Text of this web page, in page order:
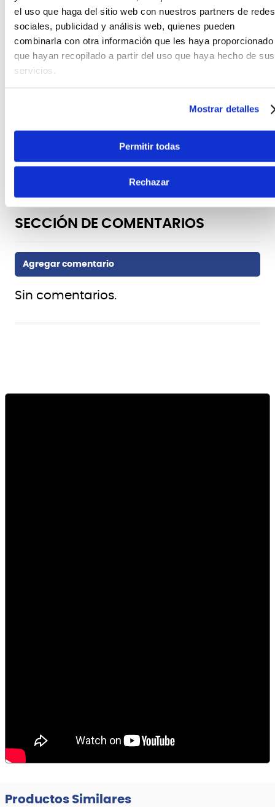
el uso que haga del sitio web con nuestros partners de redes
sociales, publicidad y análisis web, quienes pueden
combinarla con otra información que les haya proporcionado
que hayan recopilado a partir del uso que haya hecho de sus
servicios.
Mostrar detalles
Permitir todas
Rechazar
Entradas
INPUT (A/MONO, B) jacks: 1/4-inch phone type
Salidas
OUTPUT (A/MONO, B) jacks: 1/4-inch phone type
Tipo USB
Tipos de efectos
Compatibilidad
Sin comentarios.
Productos Similares